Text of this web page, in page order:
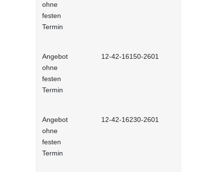
ohne
festen
Termin
Angebot
ohne
festen
Termin
12-42-16150-2601
Angebot
ohne
festen
Termin
12-42-16230-2601